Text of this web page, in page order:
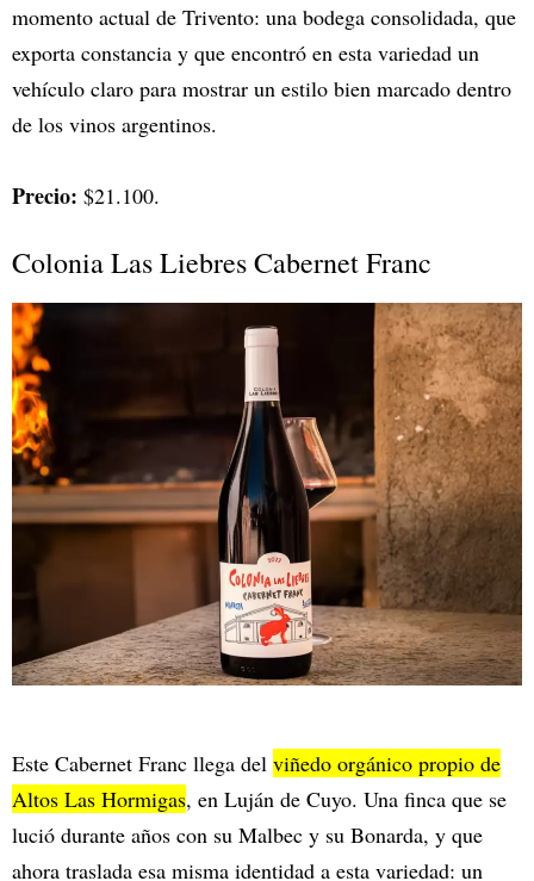
momento actual de Trivento: una bodega consolidada, que
exporta constancia y que encontró en esta variedad un
vehículo claro para mostrar un estilo bien marcado dentro
de los vinos argentinos.
Precio: $21.100.
Colonia Las Liebres Cabernet Franc
Este Cabernet Franc llega del viñedo orgánico propio de
Altos Las Hormigas, en Luján de Cuyo. Una finca que se
lució durante años con su Malbec y su Bonarda, y que
ahora traslada esa misma identidad a esta variedad: un